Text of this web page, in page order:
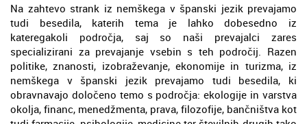
Na zahtevo strank iz nemškega v španski jezik prevajamo
tudi besedila, katerih tema je lahko dobesedno iz
kateregakoli področja, saj so naši prevajalci zares
specializirani za prevajanje vsebin s teh področij. Razen
politike, znanosti, izobraževanje, ekonomije in turizma, iz
nemškega v španski jezik prevajamo tudi besedila, ki
obravnavajo določeno temo s področja: ekologije in varstva
okolja, financ, menedžmenta, prava, filozofije, bančništva kot